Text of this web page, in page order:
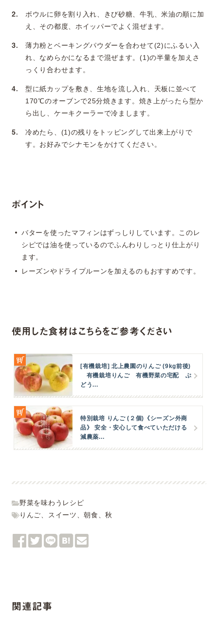
ボウルに卵を割り入れ、きび砂糖、牛乳、米油の順に加
え、その都度、ホイッパーでよく混ぜます。
薄力粉とベーキングパウダーを合わせて(2)にふるい入
れ、なめらかになるまで混ぜます。(1)の半量を加えさ
っくり合わせます。
型に紙カップを敷き、生地を流し入れ、天板に並べて
170℃のオーブンで25分焼きます。焼き上がったら型か
ら出し、ケーキクーラーで冷まします。
冷めたら、(1)の残りをトッピングして出来上がりで
す。お好みでシナモンをかけてください。
ポイント
バターを使ったマフィンはずっしりしています。このレ
シピでは油を使っているのでふんわりしっとり仕上がり
ます。
レーズンやドライプルーンを加えるのもおすすめです。
使用した食材はこちらをご参考ください
[有機栽培] 北上農園のりんご (9kg前後)
有機栽培りんご 有機野菜の宅配 ぶ
どう...
特別栽培 りんご (２個)《シーズン外商
品》 安全・安心して食べていただける
減農薬...
野菜を味わうレシピ
りんご、 スイーツ、朝食、秋
関連記事